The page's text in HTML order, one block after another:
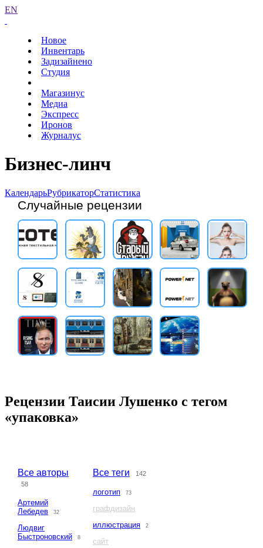
EN
Новое
Инвентарь
Задизайнено
Студия
Магазинус
Медиа
Экспресс
Иронов
Журналус
Бизнес-линч
КалендарьРубрикаторСтатистика
Случайные рецензии
Рецензии Таисии Лушенко с тегом
«упаковка»
Все авторы
58
Артемий
Лебедев
32
Людвиг
Быстроновский
8
Все теги 142
логотип 73
графдизайн
иллюстрация
2
сайт